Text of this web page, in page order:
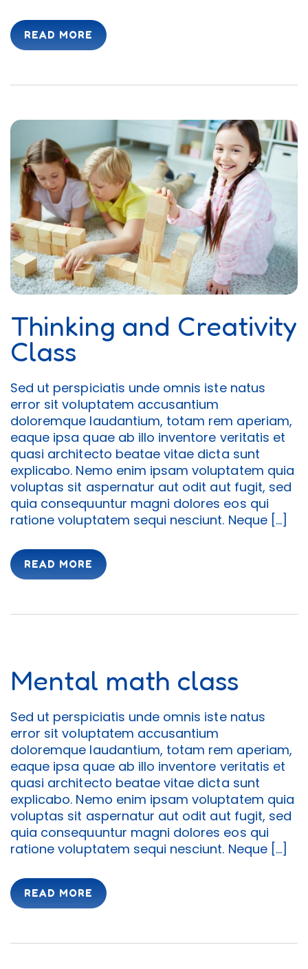
READ MORE
Thinking and Creativity
Class
Sed ut perspiciatis unde omnis iste natus
error sit voluptatem accusantium
doloremque laudantium, totam rem aperiam,
eaque ipsa quae ab illo inventore veritatis et
quasi architecto beatae vitae dicta sunt
explicabo. Nemo enim ipsam voluptatem quia
voluptas sit aspernatur aut odit aut fugit, sed
quia consequuntur magni dolores eos qui
ratione voluptatem sequi nesciunt. Neque […]
READ MORE
Mental math class
Sed ut perspiciatis unde omnis iste natus
error sit voluptatem accusantium
doloremque laudantium, totam rem aperiam,
eaque ipsa quae ab illo inventore veritatis et
quasi architecto beatae vitae dicta sunt
explicabo. Nemo enim ipsam voluptatem quia
voluptas sit aspernatur aut odit aut fugit, sed
quia consequuntur magni dolores eos qui
ratione voluptatem sequi nesciunt. Neque […]
READ MORE